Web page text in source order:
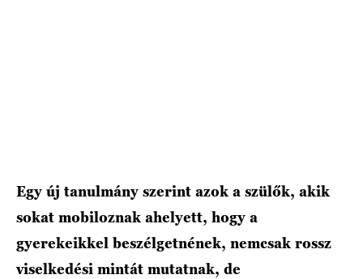
Egy új tanulmány szerint azok a szülők, akik
sokat mobiloznak ahelyett, hogy a
gyerekeikkel beszélgetnének, nemcsak rossz
viselkedési mintát mutatnak, de